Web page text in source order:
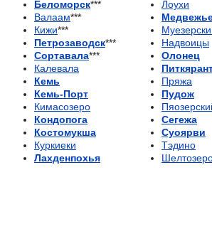
Беломорск***
Валаам***
Кижи***
Петрозаводск***
Сортавала***
Калевала
Кемь
Кемь-Порт
Кимасозеро
Кондопога
Костомукша
Куркиеки
Лахденпохья
Лоухи
Надвоицы
Олонец
Пряжа
Пудож
Сегежа
Суоярви
Тэдино